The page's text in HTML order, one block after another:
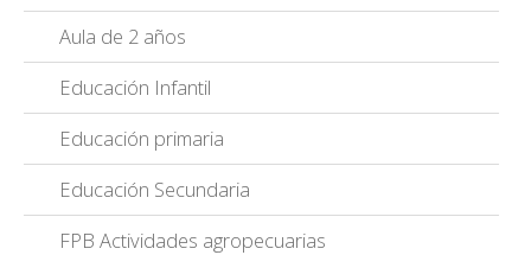
Aula de 2 años
Educación Infantil
Educación primaria
Educación Secundaria
FPB Actividades agropecuarias